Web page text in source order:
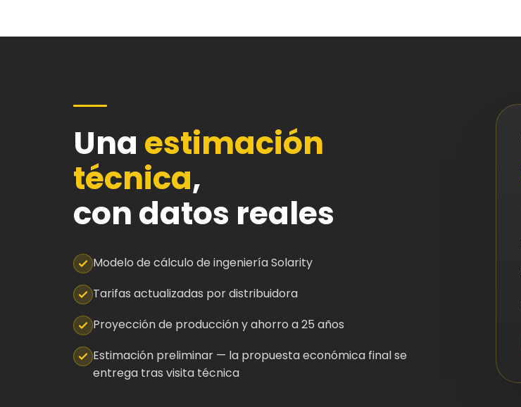
Una estimación
técnica,
con datos reales
Modelo de cálculo de ingeniería Solarity
Tarifas actualizadas por distribuidora
Proyección de producción y ahorro a 25 años
Estimación preliminar — la propuesta económica final se
entrega tras visita técnica